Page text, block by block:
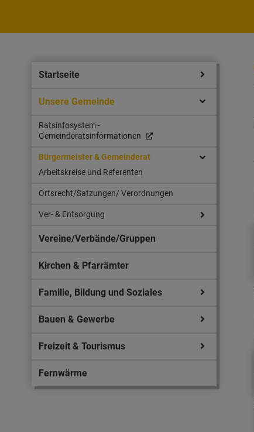
Startseite
Unsere Gemeinde
Ratsinfosystem -
Gemeinderatsinformationen
Bürgermeister & Gemeinderat
Arbeitskreise und Referenten
Ortsrecht/Satzungen/ Verordnungen
Ver- & Entsorgung
Vereine/Verbände/Gruppen
Kirchen & Pfarrämter
Familie, Bildung und Soziales
Bauen & Gewerbe
Freizeit & Tourismus
Fernwärme